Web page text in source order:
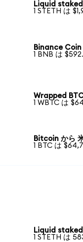
Liquid
1 STETH は
Binance Coin
1 BNB は
Wrapped
1 WBTC は
Bitcoin から
1 BTC は
Liquid
1 STETH は